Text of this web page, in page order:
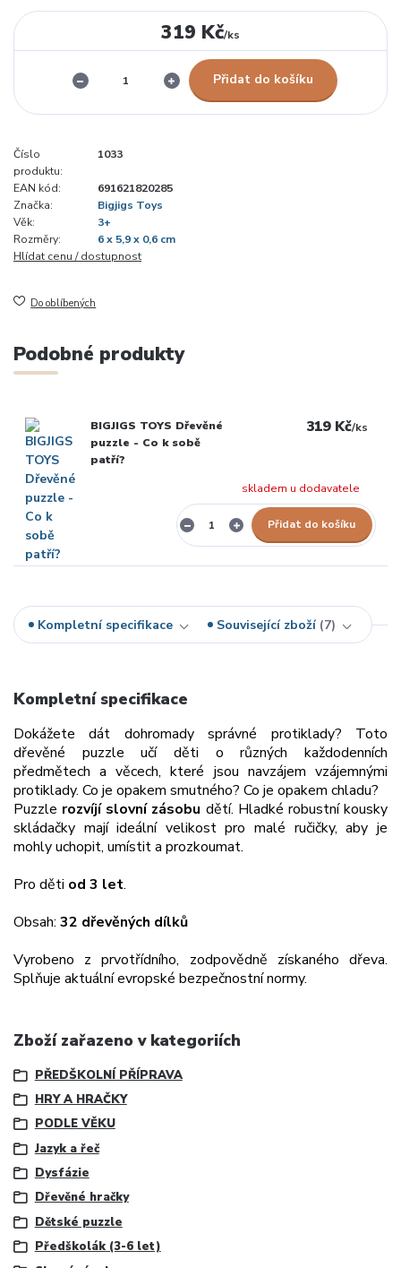
319 Kč/ks
Přidat do košíku
Číslo
produktu:
1033
EAN kód:
691621820285
Značka:
Bigjigs Toys
Věk:
3+
Rozměry:
6 x 5,9 x 0,6 cm
Hlídat cenu / dostupnost
Do oblíbených
Podobné produkty
BIGJIGS TOYS Dřevěné
puzzle - Co k sobě
patří?
319 Kč/ks
skladem u dodavatele
Přidat do košíku
Kompletní specifikace Související zboží 7
Kompletní specifikace
Dokážete dát dohromady správné protiklady? Toto
dřevěné puzzle učí děti o různých každodenních
předmětech a věcech, které jsou navzájem vzájemnými
protiklady. Co je opakem smutného? Co je opakem chladu?
Puzzle rozvíjí slovní zásobu dětí. Hladké robustní kousky
skládačky mají ideální velikost pro malé ručičky, aby je
mohly uchopit, umístit a prozkoumat.
Pro děti od 3 let.
Obsah: 32 dřevěných dílků
Vyrobeno z prvotřídního, zodpovědně získaného dřeva.
Splňuje aktuální evropské bezpečnostní normy.
Zboží zařazeno v kategoriích
PŘEDŠKOLNÍ PŘÍPRAVA
HRY A HRAČKY
PODLE VĚKU
Jazyk a řeč
Dysfázie
Dřevěné hračky
Dětské puzzle
Předškolák (3-6 let)